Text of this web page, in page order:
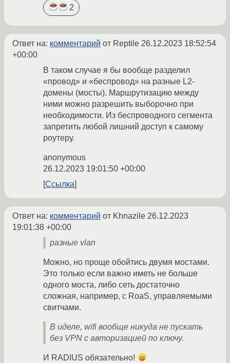
2
Ответ на: комментарий от Reptile 26.12.2023 18:52:54
+00:00
В таком случае я бы вообще разделил
«провод» и «беспровод» на разные L2-
домены (мосты). Маршрутизацию между
ними можно разрешить выборочно при
необходимости. Из беспроводного сегмента
запретить любой лишний доступ к самому
роутеру.
anonymous
26.12.2023 19:01:50 +00:00
Ссылка
Ответ на: комментарий от Khnazile 26.12.2023
19:01:38 +00:00
разные vlan
Можно, но проще обойтись двумя мостами.
Это только если важно иметь не больше
одного моста, либо сеть достаточно
сложная, например, с RoaS, управляемыми
свитчами.
В иделе, wifi вообще никуда не пускать
без VPN с авторизацией по ключу.
И RADIUS обязательно!